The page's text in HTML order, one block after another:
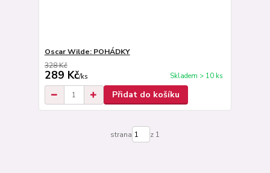
Oscar Wilde: POHÁDKY
328 Kč
289 Kč/ks Skladem > 10 ks
Přidat do košíku
strana z 1